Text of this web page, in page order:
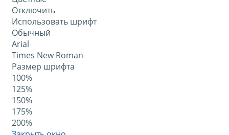
Отключить
Использовать шрифт
Обычный
Arial
Times New Roman
Размер шрифта
100%
125%
150%
175%
200%